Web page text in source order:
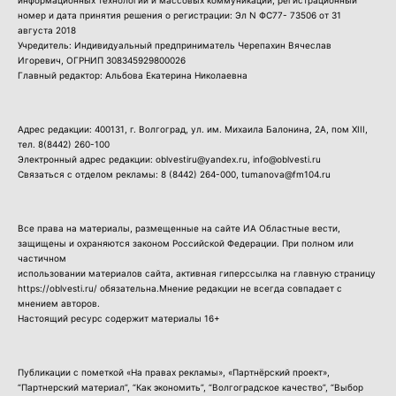
номер и дата принятия решения о регистрации: Эл N ФС77- 73506 от 31
августа 2018
Учредитель: Индивидуальный предприниматель Черепахин Вячеслав
Игоревич, ОГРНИП 308345929800026
Главный редактор: Альбова Екатерина Николаевна
Адрес редакции: 400131, г. Волгоград, ул. им. Михаила Балонина, 2А, пом XIII,
тел. 8(8442) 260-100
Электронный адрес редакции: oblvestiru@yandex.ru, info@oblvesti.ru
Связаться с отделом рекламы: 8 (8442) 264-000 , tumanova@fm104.ru
Все права на материалы, размещенные на сайте ИА Областные вести,
защищены и охраняются законом Российской Федерации. При полном или
частичном
использовании материалов сайта, активная гиперссылка на главную страницу
https://oblvesti.ru/ обязательна.Мнение редакции не всегда совпадает с
мнением авторов.
Настоящий ресурс содержит материалы 16+
Публикации с пометкой «На правах рекламы», «Партнёрский проект»,
“Партнерский материал”, “Как экономить”, “Волгоградское качество”, “Выбор